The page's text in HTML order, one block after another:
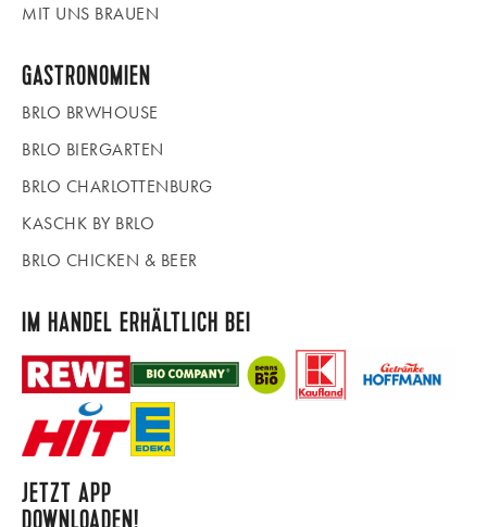
MIT UNS BRAUEN
GASTRONOMIEN
BRLO BRWHOUSE
BRLO BIERGARTEN
BRLO CHARLOTTENBURG
KASCHK BY BRLO
BRLO CHICKEN & BEER
IM HANDEL ERHÄLTLICH BEI
JETZT APP
DOWNLOADEN!